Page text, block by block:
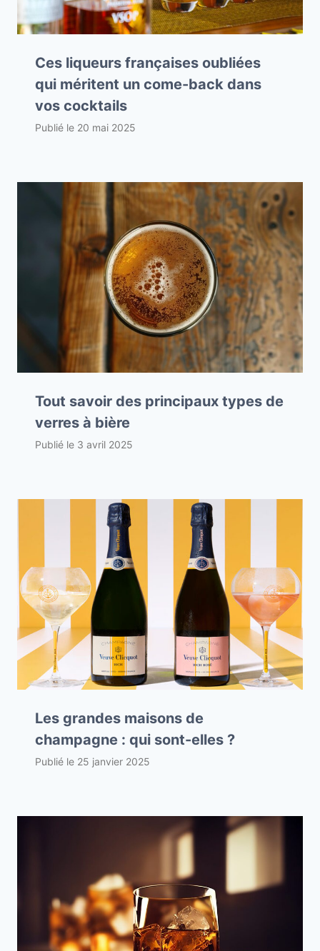
Ces liqueurs françaises oubliées
qui méritent un come-back dans
vos cocktails
Publié le 20 mai 2025
Tout savoir des principaux types de
verres à bière
Publié le 3 avril 2025
Les grandes maisons de
champagne : qui sont-elles ?
Publié le 25 janvier 2025